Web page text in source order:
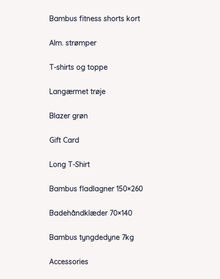
Bambus fitness shorts kort
Alm. strømper
T-shirts og toppe
Langærmet trøje
Blazer grøn
Gift Card
Long T-Shirt
Bambus fladlagner 150×260
Badehåndklæder 70×140
Bambus tyngdedyne 7kg
Accessories